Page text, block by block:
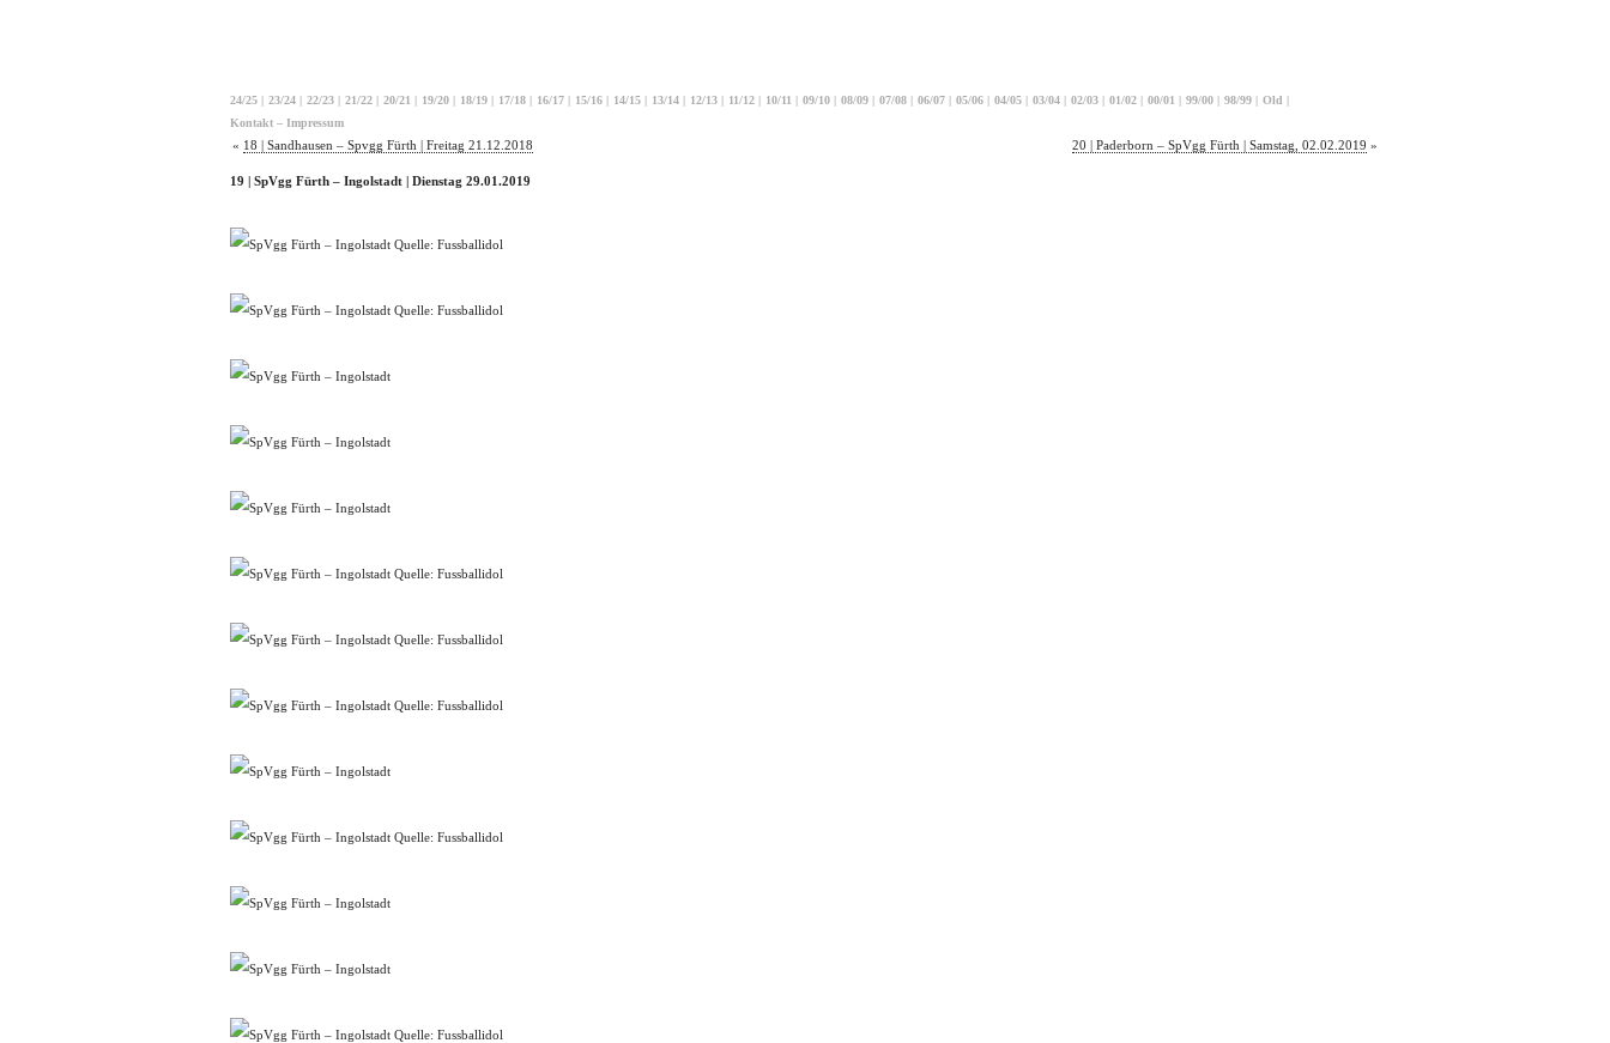
24/25 | 23/24 | 22/23 | 21/22 | 20/21 | 19/20 | 18/19 | 17/18 | 16/17 | 15/16 | 14/15 | 13/14 | 12/13 | 11/12 | 10/11 | 09/10 | 08/09 | 07/08 | 06/07 | 05/06 | 04/05 | 03/04 | 02/03 | 01/02 | 00/01 | 99/00 | 98/99 | Old |
Kontakt – Impressum
« 18 | Sandhausen – Spvgg Fürth | Freitag 21.12.2018 20 | Paderborn – SpVgg Fürth | Samstag, 02.02.2019 »
19 | SpVgg Fürth – Ingolstadt | Dienstag 29.01.2019
Quelle: Fussballidol
Quelle: Fussballidol
Quelle: Fussballidol
Quelle: Fussballidol
Quelle: Fussballidol
Quelle: Fussballidol
Quelle: Fussballidol